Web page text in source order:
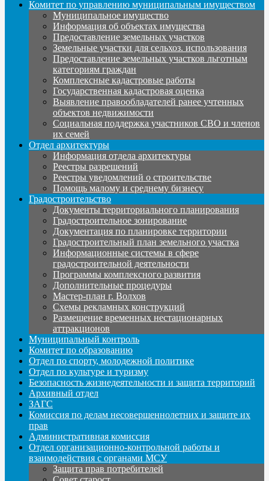
Комитет по управлению муниципальным имуществом
Муниципальное имущество
Информация об объектах имущества
Предоставление земельных участков
Земельные участки для сельхоз. использования
Предоставление земельных участков льготным
категориям граждан
Комплексные кадастровые работы
Государственная кадастровая оценка
Выявление правообладателей ранее учтенных
объектов недвижимости
Социальная поддержка участников СВО и членов
их семей
Отдел архитектуры
Информация отдела архитектуры
Реестры разрешений
Реестры уведомлений о строительстве
Помощь малому и среднему бизнесу
Градостроительство
Документы территориального планирования
Градостроительное зонирование
Документация по планировке территории
Градостроительный план земельного участка
Информационные системы в сфере
градостроительной деятельности
Программы комплексного развития
Дополнительные процедуры
Мастер-план г. Волхов
Схемы рекламных конструкций
Размещение временных нестационарных
аттракционов
Муниципальный контроль
Комитет по образованию
Отдел по спорту, молодежной политике
Отдел по культуре и туризму
Безопасность жизнедеятельности и защита территорий
Архивный отдел
ЗАГС
Комиссия по делам несовершеннолетних и защите их
прав
Административная комиссия
Отдел организационно-контрольной работы и
взаимодействия с органами МСУ
Защита прав потребителей